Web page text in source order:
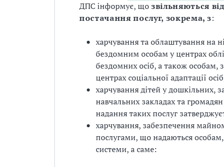
ДПС інформує, щозвільняються
постачання послуг, зокрема, з:
харчування та облаштування на
бездомним особам у центрах
бездомних осіб, а також особам,
центрах соціальної адаптації
харчування дітей у дошкільних,
навчальних закладах та
надання таких послуг
харчування, забезпечення
послугами, що надаються особам,
системи, а саме: